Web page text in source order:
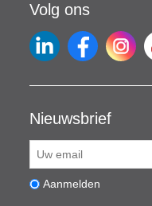
Volg ons
Nieuwsbrief
Aanmelden